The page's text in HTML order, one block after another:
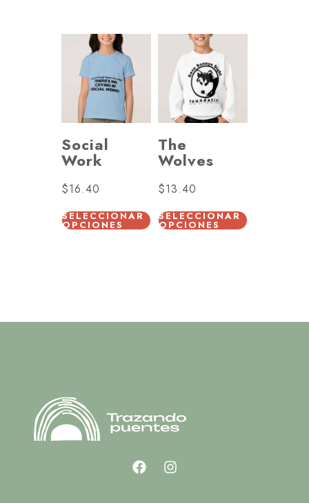
Social
Work
$16.40
SELECCIONAR
OPCIONES
The
Wolves
$13.40
SELECCIONAR
OPCIONES